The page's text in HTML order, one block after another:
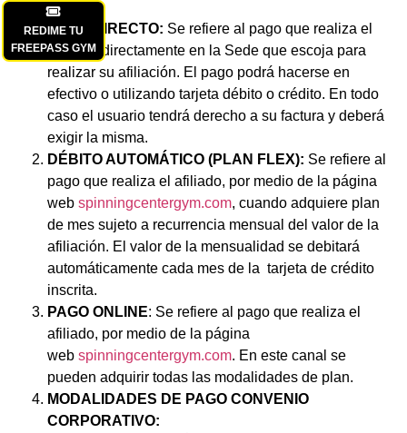
REDIME TU
FREEPASS GYM
PAGO DIRECTO: Se refiere al pago que realiza el
afiliado, directamente en la Sede que escoja para
realizar su afiliación. El pago podrá hacerse en
efectivo o utilizando tarjeta débito o crédito. En todo
caso el usuario tendrá derecho a su factura y deberá
exigir la misma.
DÉBITO AUTOMÁTICO (PLAN FLEX): Se refiere al
pago que realiza el afiliado, por medio de la página
web spinningcentergym.com, cuando adquiere plan
de mes sujeto a recurrencia mensual del valor de la
afiliación. El valor de la mensualidad se debitará
automáticamente cada mes de la tarjeta de crédito
inscrita.
PAGO ONLINE: Se refiere al pago que realiza el
afiliado, por medio de la página
web spinningcentergym.com. En este canal se
pueden adquirir todas las modalidades de plan.
MODALIDADES DE PAGO CONVENIO
CORPORATIVO: